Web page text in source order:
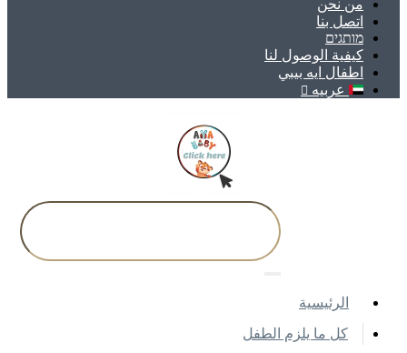
ﻣﻦ ﻧﺤﻦ
اتصل بنا
מותגים
كيفية الوصول لنا
اطفال ايه بيبي
عربيه
اﻟﺮﺋﻴﺴﻴﺔ
كل ما يلزم الطفل